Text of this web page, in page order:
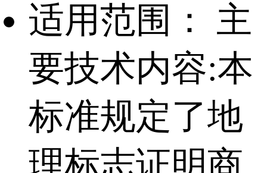
适用范围：
主
要技术内容:本
标准规定了地
理标志证明商